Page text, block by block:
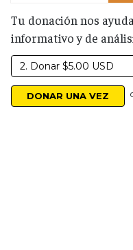
Tu donación nos
informativo y de